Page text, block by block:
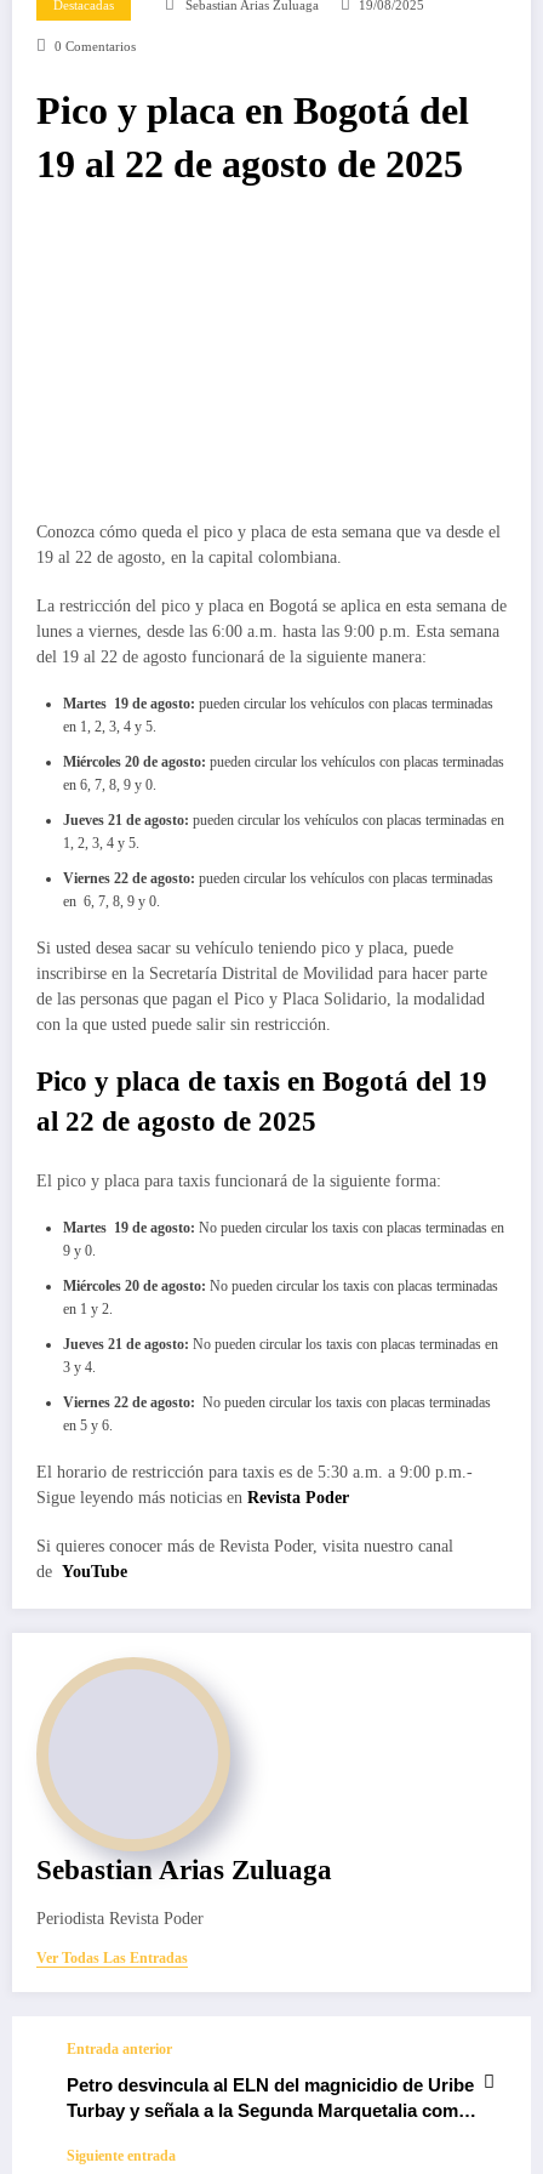
Destacadas Sebastian Arias Zuluaga 19/08/2025
0 Comentarios
Pico y placa en Bogotá del
19 al 22 de agosto de 2025
Conozca cómo queda el pico y placa de esta semana que va desde el
19 al 22 de agosto, en la capital colombiana.
La restricción del pico y placa en Bogotá se aplica en esta semana de
lunes a viernes, desde las 6:00 a.m. hasta las 9:00 p.m. Esta semana
del 19 al 22 de agosto funcionará de la siguiente manera:
Martes 19 de agosto: pueden circular los vehículos con placas terminadas
en 1, 2, 3, 4 y 5.
Miércoles 20 de agosto: pueden circular los vehículos con placas terminadas
en 6, 7, 8, 9 y 0.
Jueves 21 de agosto: pueden circular los vehículos con placas terminadas en
1, 2, 3, 4 y 5.
Viernes 22 de agosto: pueden circular los vehículos con placas terminadas
en 6, 7, 8, 9 y 0.
Si usted desea sacar su vehículo teniendo pico y placa, puede
inscribirse en la Secretaría Distrital de Movilidad para hacer parte
de las personas que pagan el Pico y Placa Solidario, la modalidad
con la que usted puede salir sin restricción.
Pico y placa de taxis en Bogotá del 19
al 22 de agosto de 2025
El pico y placa para taxis funcionará de la siguiente forma:
Martes 19 de agosto: No pueden circular los taxis con placas terminadas en
9 y 0.
Miércoles 20 de agosto: No pueden circular los taxis con placas terminadas
en 1 y 2.
Jueves 21 de agosto: No pueden circular los taxis con placas terminadas en
3 y 4.
Viernes 22 de agosto: No pueden circular los taxis con placas terminadas
en 5 y 6.
El horario de restricción para taxis es de 5:30 a.m. a 9:00 p.m.-
Sigue leyendo más noticias en Revista Poder
Si quieres conocer más de Revista Poder, visita nuestro canal
de YouTube
Sebastian Arias Zuluaga
Periodista Revista Poder
Ver Todas Las Entradas
Entrada anterior
Petro desvincula al ELN del magnicidio de Uribe
Turbay y señala a la Segunda Marquetalia como
Siguiente entrada